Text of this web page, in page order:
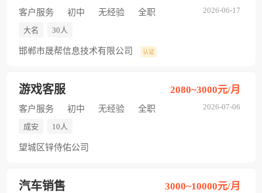
2026-06-17
客户服务 初中 无经验 全职
大名 30人
邯郸市晟帮信息技术有限公司 认证
游戏客服
2026-07-06
2080~3000元/月
客户服务 初中 无经验 全职
成安 10人
望城区锌侍佑公司
汽车销售 3000~10000元/月